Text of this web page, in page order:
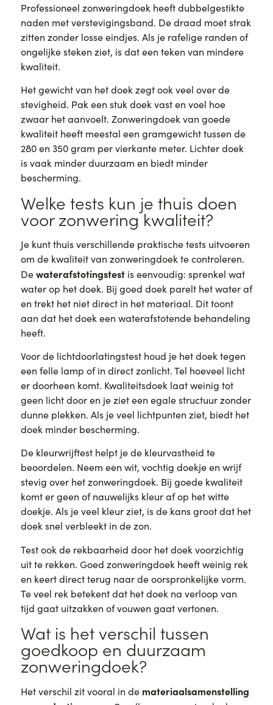
Professioneel zonweringdoek heeft dubbelgestikte
naden met verstevigingsband. De draad moet strak
zitten zonder losse eindjes. Als je rafelige randen of
ongelijke steken ziet, is dat een teken van mindere
kwaliteit.
Het gewicht van het doek zegt ook veel over de
stevigheid. Pak een stuk doek vast en voel hoe
zwaar het aanvoelt. Zonweringdoek van goede
kwaliteit heeft meestal een gramgewicht tussen de
280 en 350 gram per vierkante meter. Lichter doek
is vaak minder duurzaam en biedt minder
bescherming.
Welke tests kun je thuis doen
voor zonwering kwaliteit?
Je kunt thuis verschillende praktische tests uitvoeren
om de kwaliteit van zonweringdoek te controleren.
Dewaterafstotingstestis eenvoudig: sprenkel wat
water op het doek. Bij goed doek parelt het water af
en trekt het niet direct in het materiaal. Dit toont
aan dat het doek een waterafstotende behandeling
heeft.
Voor de lichtdoorlatingstest houd je het doek tegen
een felle lamp of in direct zonlicht. Tel hoeveel licht
er doorheen komt. Kwaliteitsdoek laat weinig tot
geen licht door en je ziet een egale structuur zonder
dunne plekken. Als je veel lichtpunten ziet, biedt het
doek minder bescherming.
De kleurwrijftest helpt je de kleurvastheid te
beoordelen. Neem een wit, vochtig doekje en wrijf
stevig over het zonweringdoek. Bij goede kwaliteit
komt er geen of nauwelijks kleur af op het witte
doekje. Als je veel kleur ziet, is de kans groot dat het
doek snel verbleekt in de zon.
Test ook de rekbaarheid door het doek voorzichtig
uit te rekken. Goed zonweringdoek heeft weinig rek
en keert direct terug naar de oorspronkelijke vorm.
Te veel rek betekent dat het doek na verloop van
tijd gaat uitzakken of vouwen gaat vertonen.
Wat is het verschil tussen
goedkoop en duurzaam
zonweringdoek?
Het verschil zit vooral in de materiaalsamenstelling